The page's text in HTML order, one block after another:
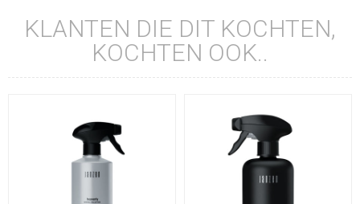
KLANTEN DIE DIT KOCHTEN,
KOCHTEN OOK..